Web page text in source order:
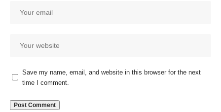
Save my name, email, and website in this browser for the next
time I comment.